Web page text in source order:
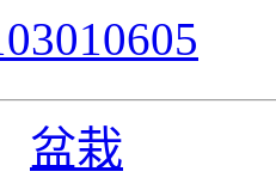
盆栽